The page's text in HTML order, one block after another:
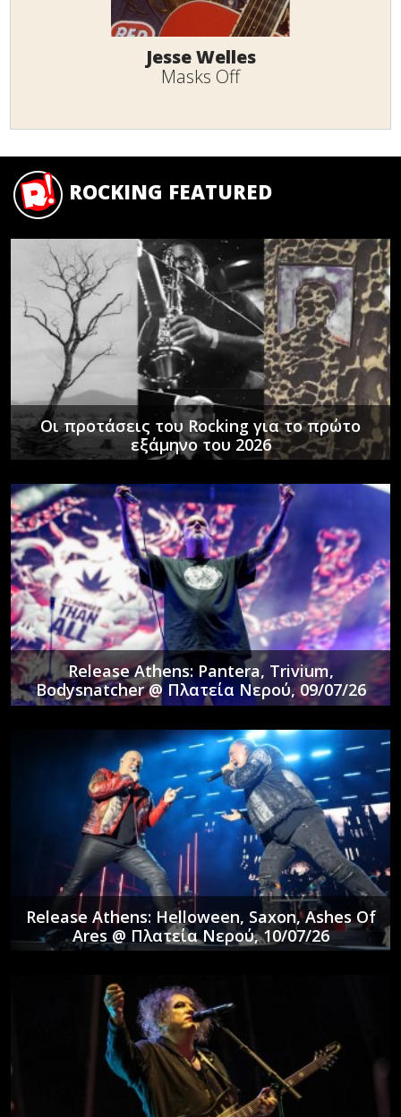
Jesse Welles
Masks Off
ROCKING FEATURED
Οι προτάσεις του Rocking για το πρώτο
εξάμηνο του 2026
Release Athens: Pantera, Trivium,
Bodysnatcher @ Πλατεία Νερού, 09/07/26
Release Athens: Helloween, Saxon, Ashes Of
Ares @ Πλατεία Νερού, 10/07/26